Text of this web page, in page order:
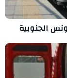
الجنوبية